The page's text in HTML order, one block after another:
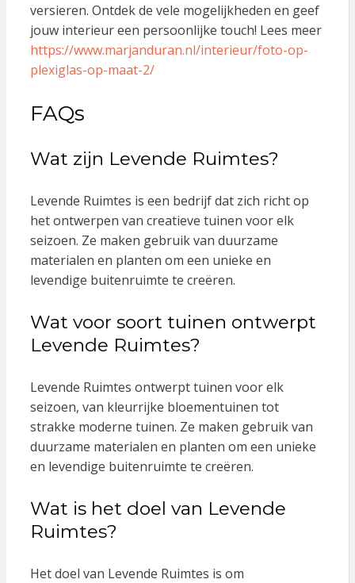
versieren. Ontdek de vele mogelijkheden en geef
jouw interieur een persoonlijke touch! Lees meer
https://www.marjanduran.nl/interieur/foto-op-
plexiglas-op-maat-2/
FAQs
Wat zijn Levende Ruimtes?
Levende Ruimtes is een bedrijf dat zich richt op
het ontwerpen van creatieve tuinen voor elk
seizoen. Ze maken gebruik van duurzame
materialen en planten om een unieke en
levendige buitenruimte te creëren.
Wat voor soort tuinen ontwerpt
Levende Ruimtes?
Levende Ruimtes ontwerpt tuinen voor elk
seizoen, van kleurrijke bloementuinen tot
strakke moderne tuinen. Ze maken gebruik van
duurzame materialen en planten om een unieke
en levendige buitenruimte te creëren.
Wat is het doel van Levende
Ruimtes?
Het doel van Levende Ruimtes is om